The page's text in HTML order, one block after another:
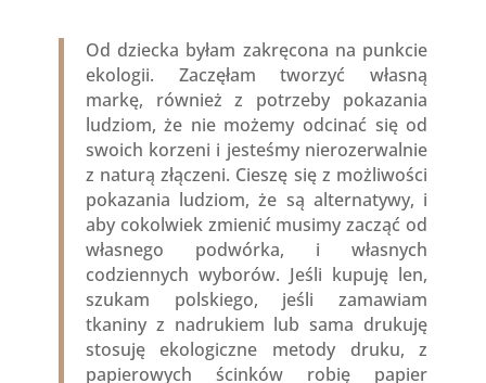
Od dziecka byłam zakręcona na punkcie
ekologii. Zaczęłam tworzyć własną
markę, również z potrzeby pokazania
ludziom, że nie możemy odcinać się od
swoich korzeni i jesteśmy nierozerwalnie
z naturą złączeni. Cieszę się z możliwości
pokazania ludziom, że są alternatywy, i
aby cokolwiek zmienić musimy zacząć od
własnego podwórka, i własnych
codziennych wyborów. Jeśli kupuję len,
szukam polskiego, jeśli zamawiam
tkaniny z nadrukiem lub sama drukuję
stosuję ekologiczne metody druku, z
papierowych ścinków robię papier